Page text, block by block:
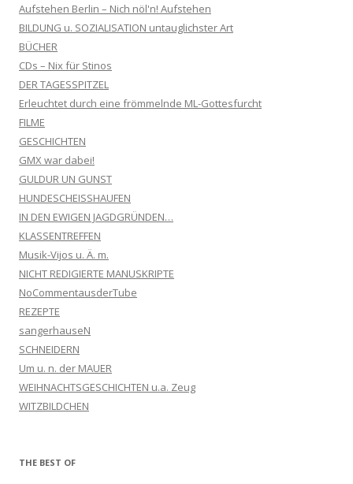
Aufstehen Berlin – Nich nöl'n! Aufstehen
BILDUNG u. SOZIALISATION untauglichster Art
BÜCHER
CDs – Nix für Stinos
DER TAGESSPITZEL
Erleuchtet durch eine frömmelnde ML-Gottesfurcht
FILME
GESCHICHTEN
GMX war dabei!
GULDUR UN GUNST
HUNDESCHEISSHAUFEN
IN DEN EWIGEN JAGDGRÜNDEN…
KLASSENTREFFEN
Musik-Vijos u. Ä. m.
NICHT REDIGIERTE MANUSKRIPTE
NoCommentausderTube
REZEPTE
sangerhauseN
SCHNEIDERN
Um u. n. der MAUER
WEIHNACHTSGESCHICHTEN u.a. Zeug
WITZBILDCHEN
THE BEST OF